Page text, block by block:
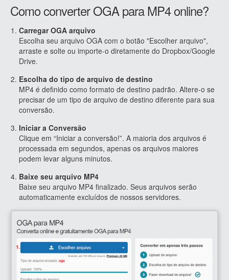
Como converter OGA para MP4 online?
Carregar OGA arquivo
Escolha seu arquivo OGA com o botão "Escolher arquivo",
arraste e solte ou importe-o diretamente do Dropbox/Google
Drive.
Escolha do tipo de arquivo de destino
MP4 é definido como formato de destino padrão. Altere-o se
precisar de um tipo de arquivo de destino diferente para sua
conversão.
Iniciar a Conversão
Clique em “Iniciar a conversão!”. A maioria dos arquivos é
processada em segundos, apenas os arquivos maiores
podem levar alguns minutos.
Baixe seu arquivo MP4
Baixe seu arquivo MP4 finalizado. Seus arquivos serão
automaticamente excluídos de nossos servidores.